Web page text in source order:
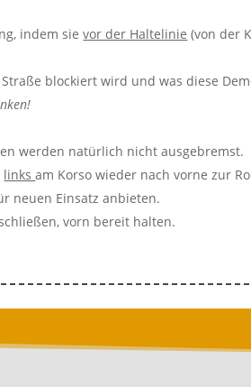
indem sievor der Haltelinie (von der
blockiert wird und was diese
werden natürlich nicht ausgebremst.
linksam Korso wieder nach vorne zur
neuen Einsatz anbieten.
vorn bereit halten.